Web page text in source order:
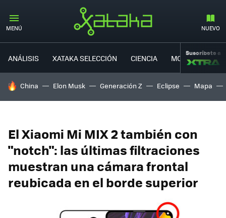
MENÚ NUEVO
ANÁLISIS XATAKA SELECCIÓN CIENCIA MOVILIDAD
Suscríbete a
HOY SE HABLA DE
China Elon Musk Generación Z Eclipse Mapa
El Xiaomi Mi MIX 2 también con
"notch": las últimas filtraciones
muestran una cámara frontal
reubicada en el borde superior